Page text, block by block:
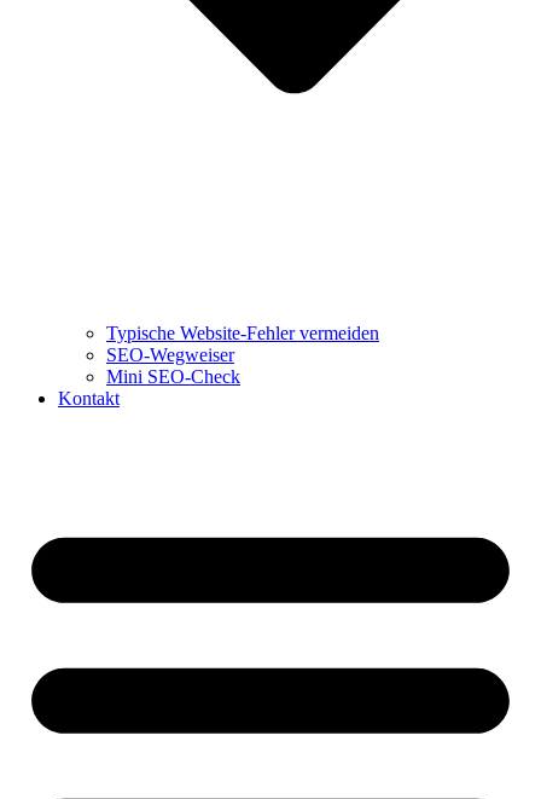
Typische Website-Fehler vermeiden
SEO-Wegweiser
Mini SEO-Check
Kontakt